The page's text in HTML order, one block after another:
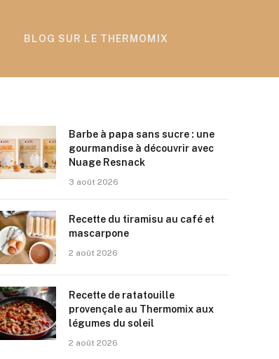
BLOG SUR LE THERMOMIX
Barbe à papa sans sucre : une
gourmandise à découvrir avec
Nuage Resnack
3 août 2026
Recette du tiramisu au café et
mascarpone
2 août 2026
Recette de ratatouille
provençale au Thermomix aux
légumes du soleil
2 août 2026